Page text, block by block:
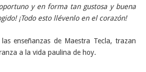
y en forma tan gustosa y buena
¡Todo esto llévenlo en el corazón!
enseñanzas de Maestra Tecla, trazan
a la vida paulina de hoy.